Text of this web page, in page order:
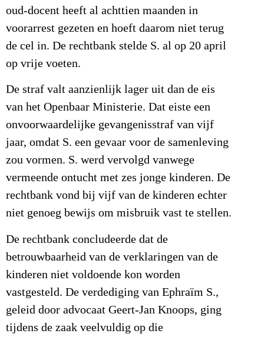
oud-docent heeft al achttien maanden in
voorarrest gezeten en hoeft daarom niet terug
de cel in. De rechtbank stelde S. al op 20 april
op vrije voeten.
De straf valt aanzienlijk lager uit dan de eis
van het Openbaar Ministerie. Dat eiste een
onvoorwaardelijke gevangenisstraf van vijf
jaar, omdat S. een gevaar voor de samenleving
zou vormen. S. werd vervolgd vanwege
vermeende ontucht met zes jonge kinderen. De
rechtbank vond bij vijf van de kinderen echter
niet genoeg bewijs om misbruik vast te stellen.
De rechtbank concludeerde dat de
betrouwbaarheid van de verklaringen van de
kinderen niet voldoende kon worden
vastgesteld. De verdediging van Ephraïm S.,
geleid door advocaat Geert-Jan Knoops, ging
tijdens de zaak veelvuldig op die